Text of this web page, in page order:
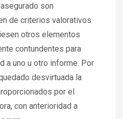
son
de criterios valorativos
otros elementos
contundentes para
a uno u otro informe. Por
desvirtuada la
por el
con anterioridad a